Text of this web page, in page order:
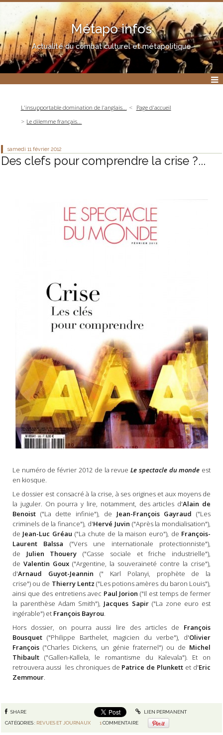
Métapo infos
Actualité du combat culturel et métapolitique
L'insupportable domination de l'anglais...
Page d'accueil
Le dilemme français...
samedi 11 février 2012
Des clefs pour comprendre la crise ?...
Le numéro de février 2012 de la revueLe spectacle du monde est
en kiosque.
Le dossier est consacré à la crise, à ses origines et aux moyens de
la juguler. On pourra y lire, notamment, des articles d'Alain de
Benoist ("La dette infinie"), de Jean-François Gayraud("Les
criminels de la finance"), d'Hervé Juvin ("Après la mondialisation"),
de Jean-Luc Gréau ("La chute de la maison euro"), de François-
Laurent Balssa ("Vers une internationale protectionniste"),
de Julien Thouery("Casse sociale et friche industrielle"),
de Valentin Goux ("Argentine, la souveraineté contre la crise"),
d'Arnaud Guyot-Jeannin (" Karl Polanyi, prophète de la
crise") ou de Thierry Lentz("Les potions amères du baron Louis"),
ainsi que des entretiens avec Paul Jorion("Il est temps de fermer
la parenthèse Adam Smith"), Jacques Sapir("La zone euro est
ingérable") et François Bayrou.
Hors dossier, on pourra aussi lire des articles de François
Bousquet("Philippe Barthelet, magicien du verbe"), d'Olivier
François("Charles Dickens, un génie fraternel") ou de Michel
Thibault ("Gallen-Kallela, le romantisme du Kalevala"). Et on
retrouvera aussi les chroniques de Patrice de Plunkett et d'Eric
Zemmour.
SHARE
LIEN PERMANENT
CATÉGORIES : REVUES ET JOURNAUX 1 COMMENTAIRE